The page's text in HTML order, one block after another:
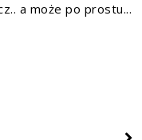
a może po prostu...